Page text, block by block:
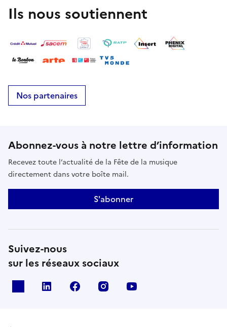
Ils nous soutiennent
Nos partenaires
Abonnez-vous à notre lettre d’information
Recevez toute l’actualité de la Fête de la musique
directement dans votre boîte mail.
S'abonner
Suivez-nous
sur les réseaux sociaux
Linkedin Facebook Instagram